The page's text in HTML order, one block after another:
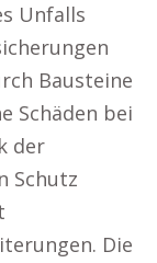
Unfalls
Bausteine
Schäden bei
der
Schutz
Die